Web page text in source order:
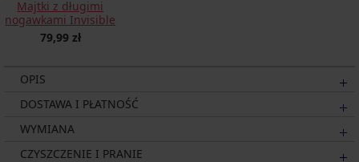
Majtki z długimi
nogawkami Invisible
79,99 zł
OPIS
DOSTAWA I PŁATNOŚĆ
WYMIANA
CZYSZCZENIE I PRANIE